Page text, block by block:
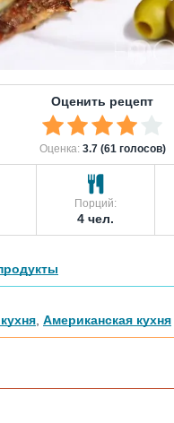
Оценить рецепт
Оценка: 3.7 (61 голосов)
Порций:
4 чел.
Американская кухня